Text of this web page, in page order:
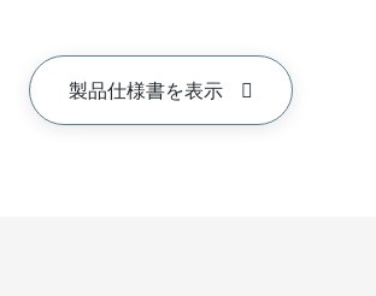
製品仕様書を表示